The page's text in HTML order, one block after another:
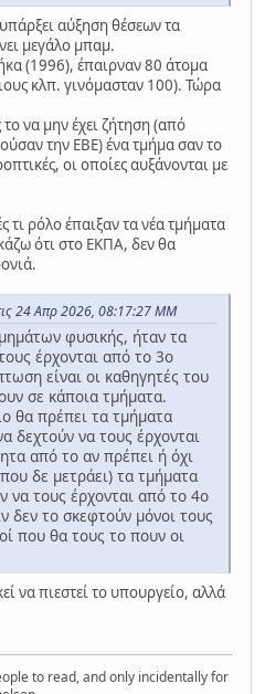
αύξηση θέσεων τα
μεγάλο μπαμ.
(1996), έπαιρναν 80 άτομα
κλπ. γινόμασταν 100). Τώρα
να μην έχει ζήτηση (από
την ΕΒΕ) ένα τμήμα σαν το
οι οποίες αυξάνονται με
τι ρόλο έπαιξαν τα νέα τμήματα
ότι στο ΕΚΠΑ, δεν θα
24 Απρ 2026, 08:17:27 ΜΜ
φυσικής, ήταν τα
έρχονται από το 3ο
είναι οι καθηγητές του
σε κάποια τμήματα.
θα πρέπει τα τμήματα
δεχτούν να τους έρχονται
από το αν πρέπει ή όχι
δε μετράει) τα τμήματα
να τους έρχονται από το 4ο
δεν το σκεφτούν μόνοι τους
που θα τους το πουν οι
να πιεστεί το υπουργείο, αλλά
to read, and only incidentally for